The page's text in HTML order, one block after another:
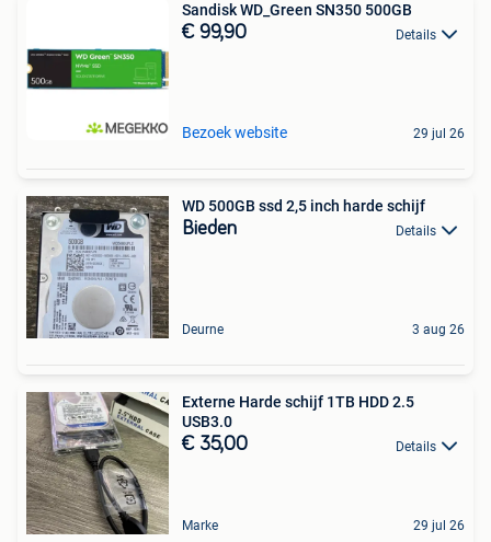
Sandisk WD_Green SN350 500GB
€ 99,90 Details
Bezoek website 29 jul 26
WD 500GB ssd 2,5 inch harde schijf
Bieden Details
Deurne 3 aug 26
Externe Harde schijf 1TB HDD 2.5
USB3.0
€ 35,00 Details
Marke 29 jul 26